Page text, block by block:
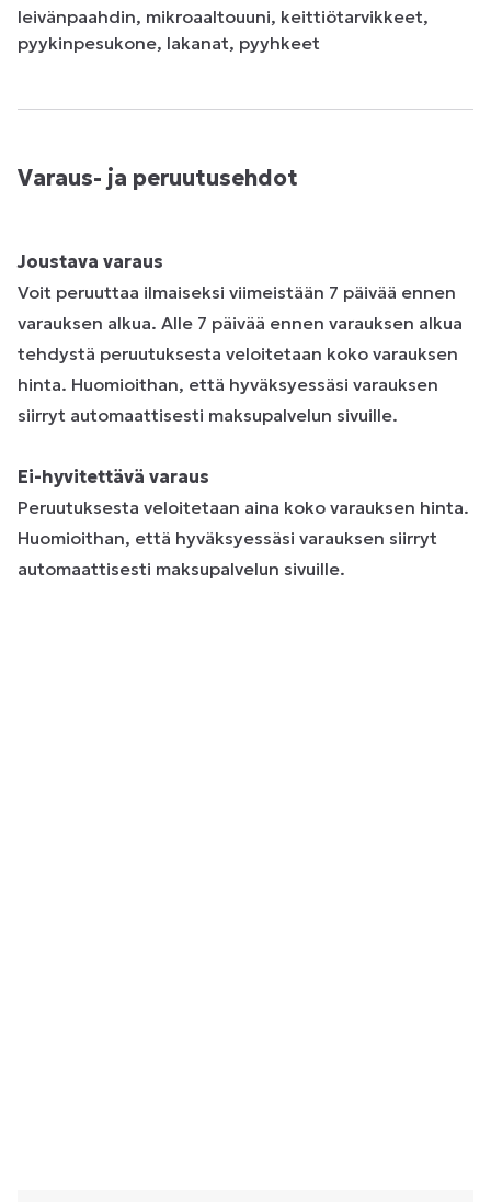
leivänpaahdin, mikroaaltouuni, keittiötarvikkeet,
pyykinpesukone, lakanat, pyyhkeet
Varaus- ja peruutusehdot
Joustava varaus
Voit peruuttaa ilmaiseksi viimeistään 7 päivää ennen
varauksen alkua. Alle 7 päivää ennen varauksen alkua
tehdystä peruutuksesta veloitetaan koko varauksen
hinta. Huomioithan, että hyväksyessäsi varauksen
siirryt automaattisesti maksupalvelun sivuille.
Ei-hyvitettävä varaus
Peruutuksesta veloitetaan aina koko varauksen hinta.
Huomioithan, että hyväksyessäsi varauksen siirryt
automaattisesti maksupalvelun sivuille.